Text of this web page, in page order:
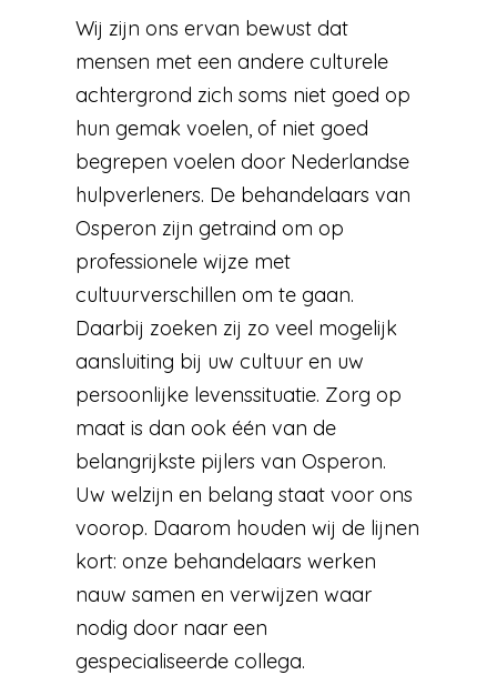
Wij zijn ons ervan bewust dat
mensen met een andere culturele
achtergrond zich soms niet goed op
hun gemak voelen, of niet goed
begrepen voelen door Nederlandse
hulpverleners. De behandelaars van
Osperon zijn getraind om op
professionele wijze met
cultuurverschillen om te gaan.
Daarbij zoeken zij zo veel mogelijk
aansluiting bij uw cultuur en uw
persoonlijke levenssituatie. Zorg op
maat is dan ook één van de
belangrijkste pijlers van Osperon.
Uw welzijn en belang staat voor ons
voorop. Daarom houden wij de lijnen
kort: onze behandelaars werken
nauw samen en verwijzen waar
nodig door naar een
gespecialiseerde collega.